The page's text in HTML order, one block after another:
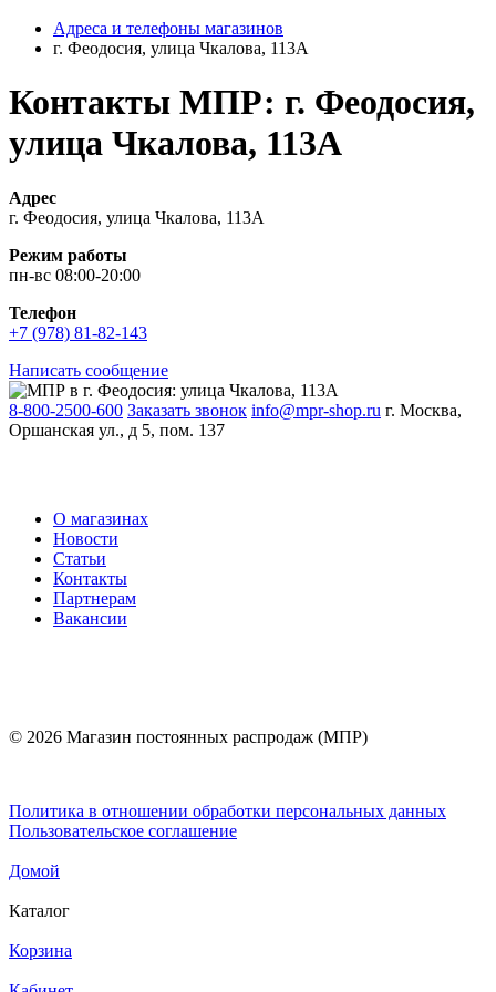
Адреса и телефоны магазинов
г. Феодосия, улица Чкалова, 113А
Контакты МПР: г. Феодосия,
улица Чкалова, 113А
Адрес
г. Феодосия, улица Чкалова, 113А
Режим работы
пн-вс 08:00-20:00
Телефон
+7 (978) 81-82-143
Написать сообщение
8-800-2500-600 Заказать звонок info@mpr-shop.ru г. Москва,
Оршанская ул., д 5, пом. 137
О магазинах
Новости
Статьи
Контакты
Партнерам
Вакансии
© 2026 Магазин постоянных распродаж (МПР)
Политика в отношении обработки персональных данных
Пользовательское соглашение
Домой
Каталог
Корзина